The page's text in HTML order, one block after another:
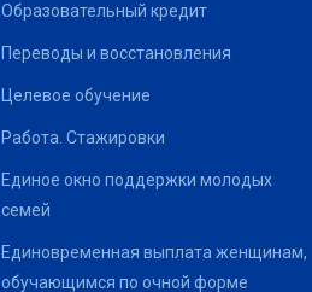
Образовательный кредит
Переводы и восстановления
Целевое обучение
Работа. Стажировки
Единое окно поддержки молодых
семей
Единовременная выплата женщинам,
обучающимся по очной форме